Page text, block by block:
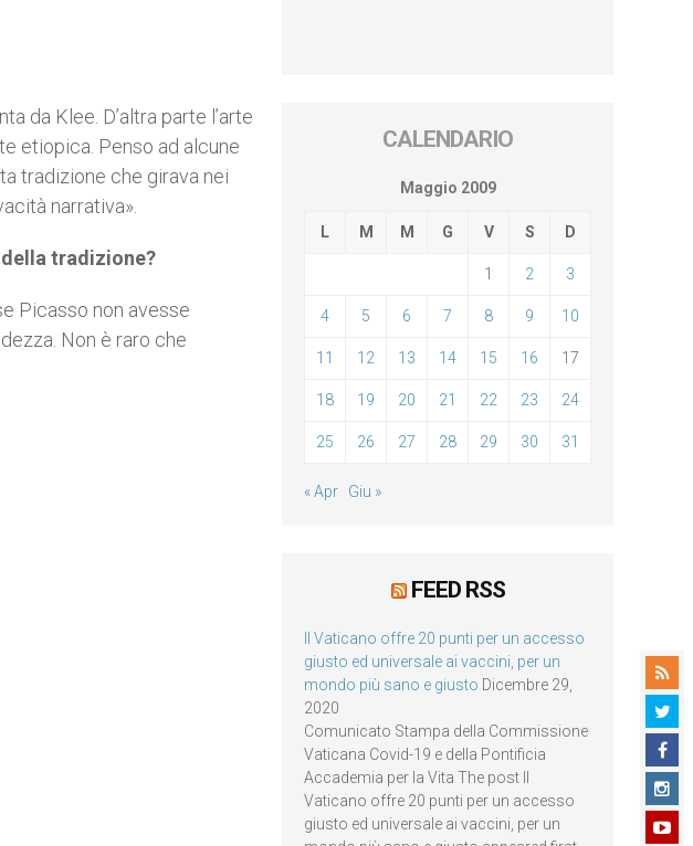
da Klee. D’altra parte l’arte
etiopica. Penso ad alcune
tradizione che girava nei
narrativa».
tradizione?
Picasso non avesse
Non è raro che
CALENDARIO
Maggio 2009
L M M G V S D
1 2 3
4 5 6 7 8 9 10
11 12 13 14 15 16 17
18 19 20 21 22 23 24
25 26 27 28 29 30 31
« Apr Giu »
FEED RSS
Il Vaticano offre 20 punti per un accesso
giusto ed universale ai vaccini, per un
mondo più sano e giusto Dicembre 29,
2020
Comunicato Stampa della Commissione
Vaticana Covid-19 e della Pontificia
Accademia per la Vita The post Il
Vaticano offre 20 punti per un accesso
giusto ed universale ai vaccini, per un